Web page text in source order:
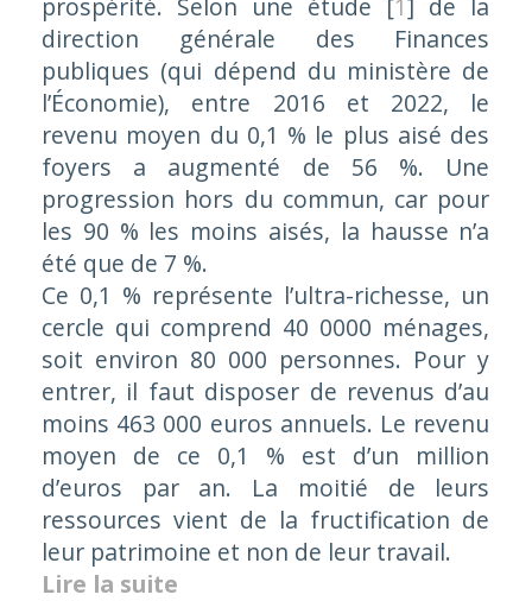
direction générale des Finances
publiques (qui dépend du ministère de
l’Économie), entre 2016 et 2022, le
revenu moyen du 0,1 % le plus aisé des
foyers a augmenté de 56 %. Une
progression hors du commun, car pour
les 90 % les moins aisés, la hausse n’a
été que de 7 %.
Ce 0,1 % représente l’ultra-richesse, un
cercle qui comprend 40 0000 ménages,
soit environ 80 000 personnes. Pour y
entrer, il faut disposer de revenus d’au
moins 463 000 euros annuels. Le revenu
moyen de ce 0,1 % est d’un million
d’euros par an. La moitié de leurs
ressources vient de la fructification de
leur patrimoine et non de leur travail.
Lire la suite